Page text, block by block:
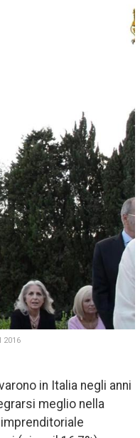
in Italia negli anni
meglio nella